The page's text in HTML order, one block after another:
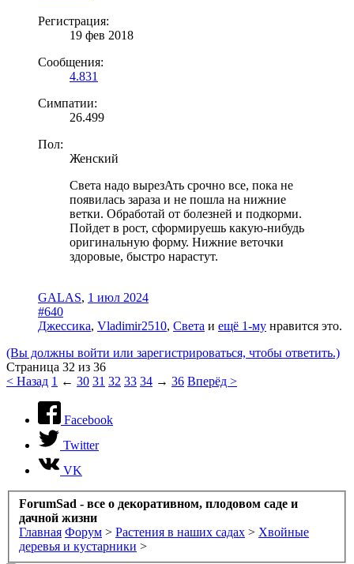
Регистрация:
19 фев 2018
Сообщения:
4.831
Симпатии:
26.499
Пол:
Женский
Света надо вырезАть срочно все, пока не
появилась зараза и не пошла на нижние
ветки. Обработай от болезней и подкорми.
Пойдет в рост, сформируешь какую-нибудь
оригинальную форму. Нижние веточки
здоровые, быстро нарастут.
GALAS, 1 июл 2024
#640
Джессика, Vladimir2510, Света и ещё 1-му нравится это.
(Вы должны войти или зарегистрироваться, чтобы ответить.)
Страница 32 из 36
< Назад 1 ← 30 31 32 33 34 → 36 Вперёд >
Facebook
Twitter
VK
ForumSad - все о декоративном, плодовом саде и
дачной жизни
Главная Форум > Растения в наших садах > Хвойные
деревья и кустарники >